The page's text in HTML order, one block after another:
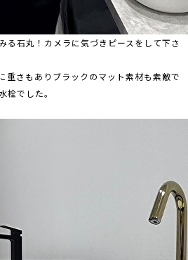
る石丸！カメラに気づきピースをして下さ
重さもありブラックのマット素材も素敵で
栓でした。